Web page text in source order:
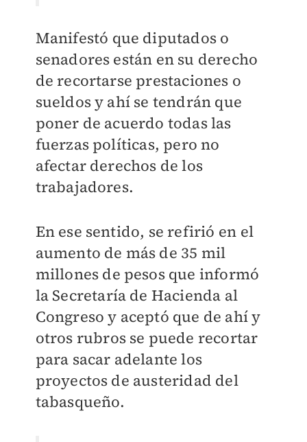
Manifestó que diputados o
senadores están en su derecho
de recortarse prestaciones o
sueldos y ahí se tendrán que
poner de acuerdo todas las
fuerzas políticas, pero no
afectar derechos de los
trabajadores.
En ese sentido, se refirió en el
aumento de más de 35 mil
millones de pesos que informó
la Secretaría de Hacienda al
Congreso y aceptó que de ahí y
otros rubros se puede recortar
para sacar adelante los
proyectos de austeridad del
tabasqueño.